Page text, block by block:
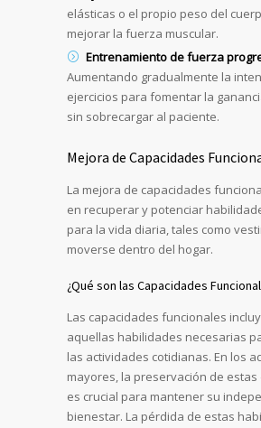
elásticas o el propio peso del
mejorar la fuerza muscular.
Entrenamiento de fuerza
Aumentando gradualmente la
ejercicios para fomentar la
sin sobrecargar al paciente.
Mejora de Capacidades
La mejora de capacidades
en recuperar y potenciar
para la vida diaria, tales como
moverse dentro del hogar.
¿Qué son las Capacidades
Las capacidades funcionales
aquellas habilidades necesarias
las actividades cotidianas. En los
mayores, la preservación de estas
es crucial para mantener su
bienestar. La pérdida de estas